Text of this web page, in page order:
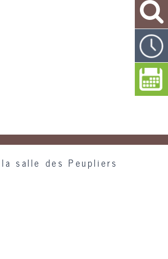
salle des Peupliers